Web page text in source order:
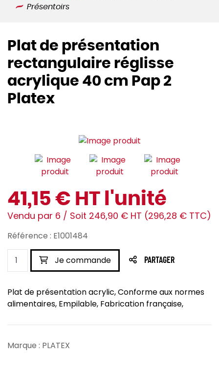
Présentoirs
Plat de présentation
rectangulaire réglisse
acrylique 40 cm Pap 2
Platex
41,15 € HT l'unité
Vendu par 6 / Soit 246,90 € HT (296,28 € TTC)
Référence : E1001484
Je commande PARTAGER
Plat de présentation acrylic, Conforme aux normes
alimentaires, Empilable, Fabrication française,
Marque : PLATEX